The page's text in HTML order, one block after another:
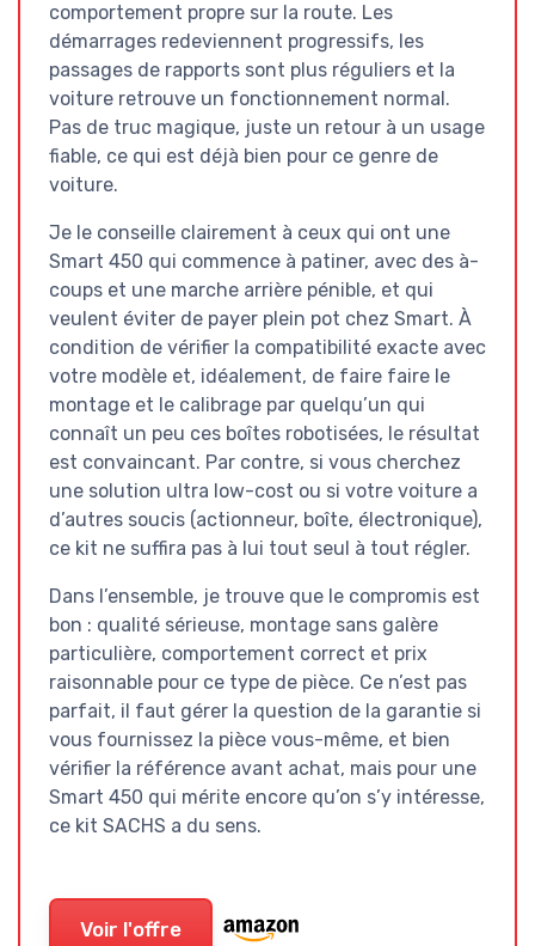
comportement propre sur la route. Les
démarrages redeviennent progressifs, les
passages de rapports sont plus réguliers et la
voiture retrouve un fonctionnement normal.
Pas de truc magique, juste un retour à un usage
fiable, ce qui est déjà bien pour ce genre de
voiture.
Je le conseille clairement à ceux qui ont une
Smart 450 qui commence à patiner, avec des à-
coups et une marche arrière pénible, et qui
veulent éviter de payer plein pot chez Smart. À
condition de vérifier la compatibilité exacte avec
votre modèle et, idéalement, de faire faire le
montage et le calibrage par quelqu’un qui
connaît un peu ces boîtes robotisées, le résultat
est convaincant. Par contre, si vous cherchez
une solution ultra low-cost ou si votre voiture a
d’autres soucis (actionneur, boîte, électronique),
ce kit ne suffira pas à lui tout seul à tout régler.
Dans l’ensemble, je trouve que le compromis est
bon : qualité sérieuse, montage sans galère
particulière, comportement correct et prix
raisonnable pour ce type de pièce. Ce n’est pas
parfait, il faut gérer la question de la garantie si
vous fournissez la pièce vous-même, et bien
vérifier la référence avant achat, mais pour une
Smart 450 qui mérite encore qu’on s’y intéresse,
ce kit SACHS a du sens.
Voir l'offre